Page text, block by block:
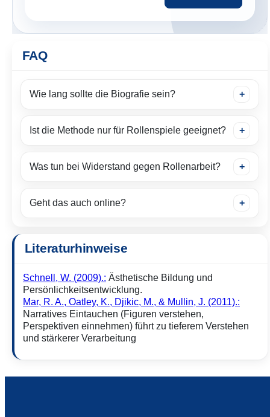
FAQ
Wie lang sollte die Biografie sein?
Ist die Methode nur für Rollenspiele geeignet?
Was tun bei Widerstand gegen Rollenarbeit?
Geht das auch online?
Literaturhinweise
Schnell, W. (2009).: Ästhetische Bildung und
Persönlichkeitsentwicklung.
Mar, R. A., Oatley, K., Djikic, M., & Mullin, J. (2011).:
Narratives Eintauchen (Figuren verstehen,
Perspektiven einnehmen) führt zu tieferem Verstehen
und stärkerer Verarbeitung